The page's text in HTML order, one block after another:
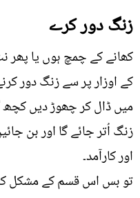
زنگ دور کرے
کھانے کے چمچ ہوں یا پھر
کے اوزار پر سے زنگ دور
میں ڈال کر چھوڑ دیں کچھ
زنگ اُتر جائے گا اور بن
اور کارآمد۔
تو بس اس قسم کے مشکل